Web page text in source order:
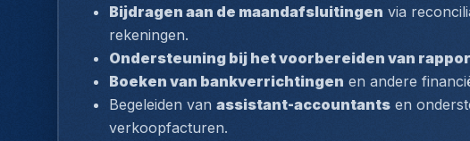
Bijdragen aan de maandafsluitingen via
rekeningen.
Ondersteuning bij het voorbereiden van
Boeken van bankverrichtingen en andere
Begeleiden van assistant-accountants en
verkoopfacturen.